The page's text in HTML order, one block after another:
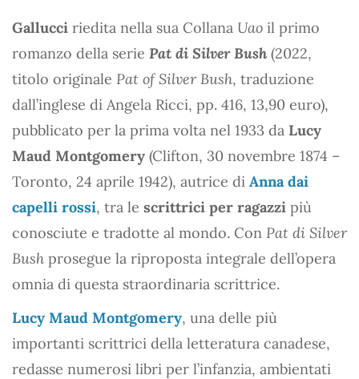
Gallucci riedita nella sua Collana Uao il primo
romanzo della serie Pat di Silver Bush (2022,
titolo originale Pat of Silver Bush, traduzione
dall’inglese di Angela Ricci, pp. 416, 13,90 euro),
pubblicato per la prima volta nel 1933 da Lucy
Maud Montgomery (Clifton, 30 novembre 1874 –
Toronto, 24 aprile 1942), autrice di Anna dai
capelli rossi, tra le scrittrici per ragazzi più
conosciute e tradotte al mondo. Con Pat di Silver
Bush prosegue la riproposta integrale dell’opera
omnia di questa straordinaria scrittrice.
Lucy Maud Montgomery, una delle più
importanti scrittrici della letteratura canadese,
redasse numerosi libri per l’infanzia, ambientati